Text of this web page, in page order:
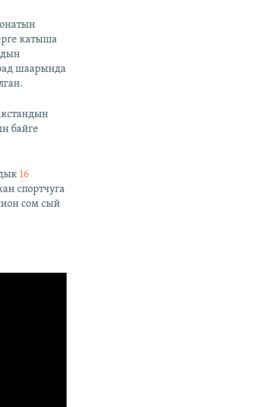
катыша
шаарында
байге
16
спортчуга
сом сый